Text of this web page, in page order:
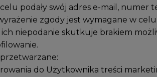
podały swój adres e-mail,
zgody jest wymagane w
ich niepodanie skutkuje brakiem
przetwarzane:
do Użytkownika treści